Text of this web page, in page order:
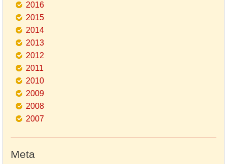
2016
2015
2014
2013
2012
2011
2010
2009
2008
2007
Meta